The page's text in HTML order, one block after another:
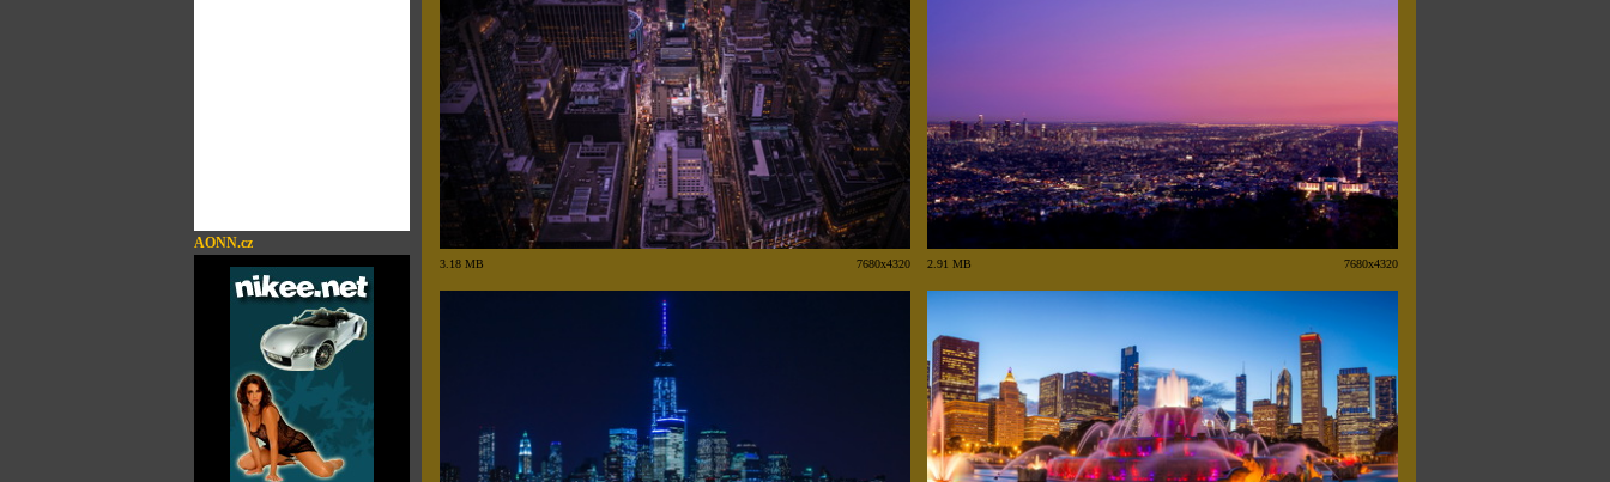
AONN.cz
3.18 MB 7680x4320 2.91 MB 7680x4320